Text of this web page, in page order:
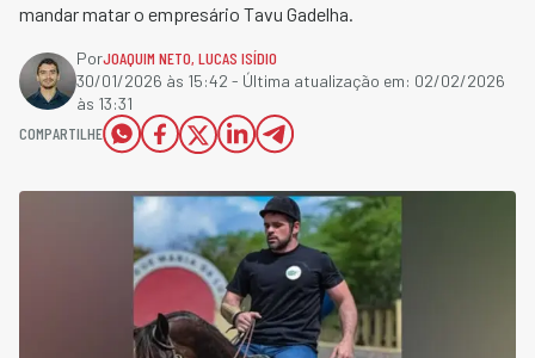
mandar matar o empresário Tavu Gadelha.
PorJOAQUIM NETO, LUCAS ISÍDIO
30/01/2026 às 15:42 - Última atualização em: 02/02/2026
às 13:31
COMPARTILHE